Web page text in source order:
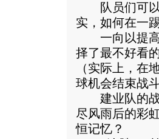
队员们可以
实，如何在一
一向以提高
择了最不好看
（实际上，在
球机会结束战斗
建业队的战
尽风雨后的彩
恒记忆？